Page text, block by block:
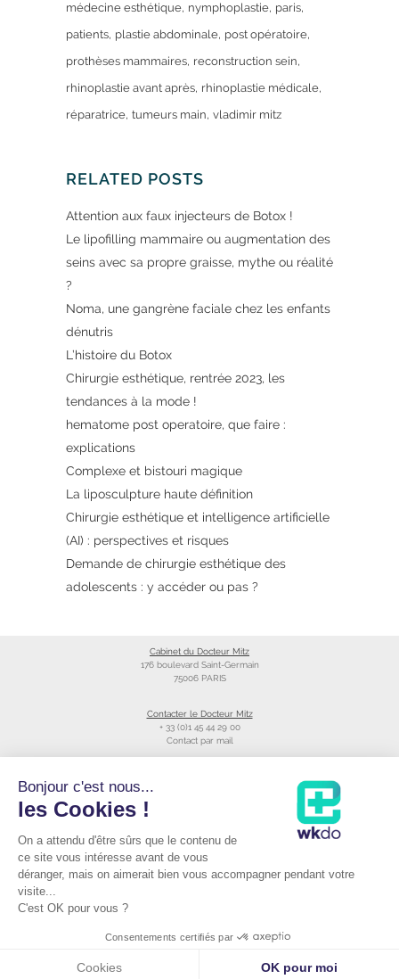
médecine esthétique nymphoplastie paris
patients plastie abdominale post opératoire
prothèses mammaires reconstruction sein
rhinoplastie avant après rhinoplastie médicale
réparatrice tumeurs main vladimir mitz
RELATED POSTS
Attention aux faux injecteurs de Botox !
Le lipofilling mammaire ou augmentation des
seins avec sa propre graisse, mythe ou réalité
?
Noma, une gangrène faciale chez les enfants
dénutris
L’histoire du Botox
Chirurgie esthétique, rentrée 2023, les
tendances à la mode !
hematome post operatoire, que faire :
explications
Complexe et bistouri magique
La liposculpture haute définition
Chirurgie esthétique et intelligence artificielle
(AI) : perspectives et risques
Demande de chirurgie esthétique des
adolescents : y accéder ou pas ?
Cabinet du Docteur Mitz
176 boulevard Saint-Germain
75006 PARIS
Contacter le Docteur Mitz
+ 33 (0)1 45 44 29 00
Contact par mail
Raccourcis
Prendre RDV avec le Docteur Mitz
Podcast du Dr Mitz
Mentions Légales
Copyright Docteur Vladimir Mitz © – WENEW
Bonjour c'est nous...
les Cookies !
On a attendu d'être sûrs que le contenu de
ce site vous intéresse avant de vous
déranger, mais on aimerait bien vous accompagner pendant votre
visite...
C'est OK pour vous ?
Consentements certifiés par
Cookies OK pour moi